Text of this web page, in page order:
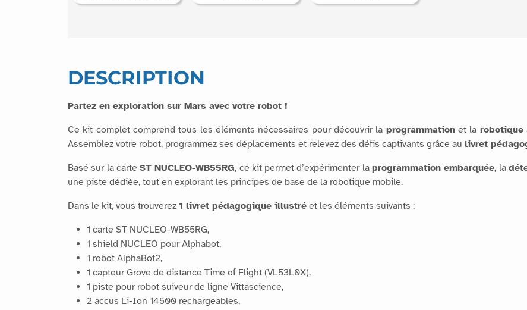
DESCRIPTION
Partez en exploration sur Mars avec votre robot !
Ce kit complet comprend tous les éléments nécessaires pour découvrir la programmationet la robotique
Assemblez votre robot, programmez ses déplacements et relevez des défis captivants grâce au livret
Basé sur la carteST NUCLEO-WB55RG, ce kit permet d’expérimenter laprogrammation embarquée, la
une piste dédiée, tout en explorant les principes de base de la robotique mobile.
Dans le kit, vous trouverez 1 livret pédagogique illustré et les éléments suivants :
1 carte ST NUCLEO-WB55RG,
1 shield NUCLEO pour Alphabot,
1 robot AlphaBot2,
1 capteur Grove de distance Time of Flight (VL53L0X),
1 piste pour robot suiveur de ligne Vittascience,
2 accus Li-Ion 14500 rechargeables,